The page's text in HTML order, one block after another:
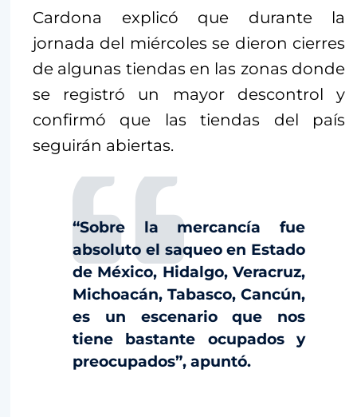
Cardona explicó que durante la
jornada del miércoles se dieron cierres
de algunas tiendas en las zonas donde
se registró un mayor descontrol y
confirmó que las tiendas del país
seguirán abiertas.
“Sobre la mercancía fue
absoluto el saqueo en Estado
de México, Hidalgo, Veracruz,
Michoacán, Tabasco, Cancún,
es un escenario que nos
tiene bastante ocupados y
preocupados”, apuntó.